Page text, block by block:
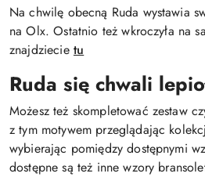
Na chwilę obecną Ruda wystawia
na Olx. Ostatnio też wkroczyła na
znajdziecie tu
Ruda się chwali
Możesz też skompletować zestaw
z tym motywem przeglądając
wybierając pomiędzy dostępnymi
dostępne są też inne wzory